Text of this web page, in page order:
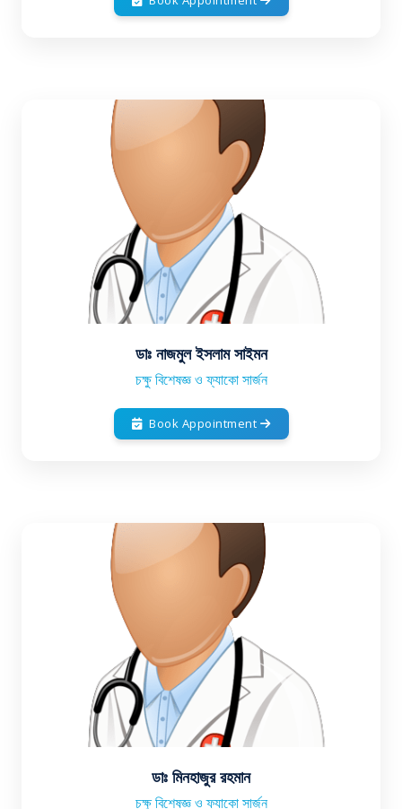
ডাঃ নাজমুল ইসলাম সাইমন
চক্ষু বিশেষজ্ঞ ও ফ্যাকো সার্জন
Book Appointment
ডাঃ মিনহাজুর রহমান
চক্ষু বিশেষজ্ঞ ও ফ্যাকো সার্জন